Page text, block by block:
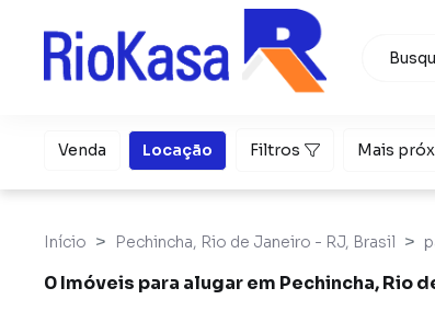
Venda Locação Filtros Mais
Início Pechincha, Rio de Janeiro - RJ, Brasil
0 Imóveis para alugar em Pechincha, Rio